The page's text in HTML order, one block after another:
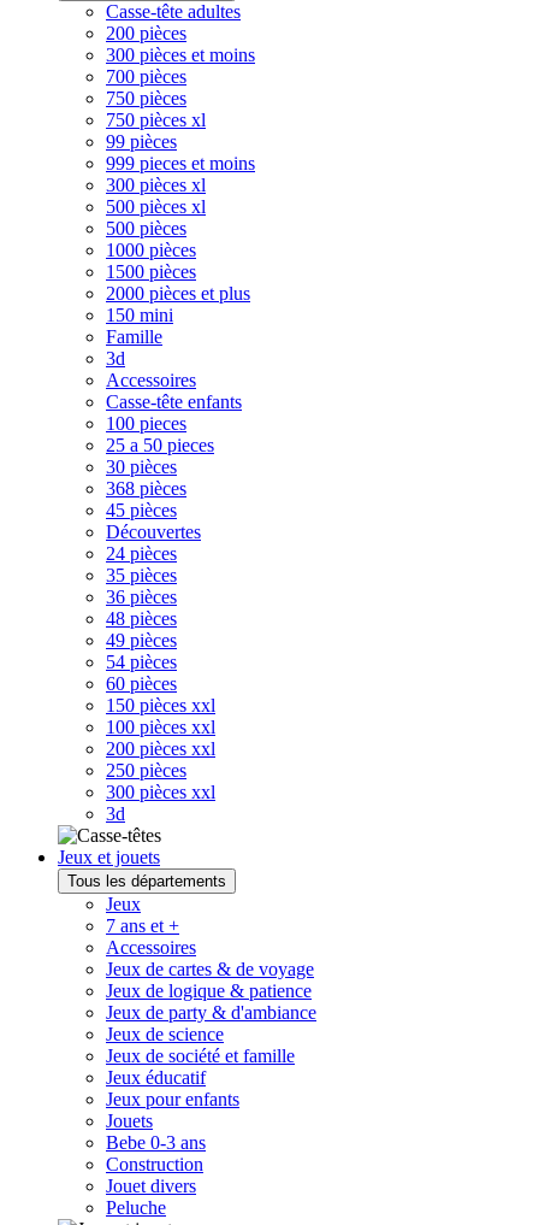
Casse-tête adultes
200 pièces
300 pièces et moins
700 pièces
750 pièces
750 pièces xl
99 pièces
999 pieces et moins
300 pièces xl
500 pièces xl
500 pièces
1000 pièces
1500 pièces
2000 pièces et plus
150 mini
Famille
3d
Accessoires
Casse-tête enfants
100 pieces
25 a 50 pieces
30 pièces
368 pièces
45 pièces
Découvertes
24 pièces
35 pièces
36 pièces
48 pièces
49 pièces
54 pièces
60 pièces
150 pièces xxl
100 pièces xxl
200 pièces xxl
250 pièces
300 pièces xxl
3d
Jeux et jouets
Tous les départements
Jeux
7 ans et +
Accessoires
Jeux de cartes & de voyage
Jeux de logique & patience
Jeux de party & d'ambiance
Jeux de science
Jeux de société et famille
Jeux éducatif
Jeux pour enfants
Jouets
Bebe 0-3 ans
Construction
Jouet divers
Peluche